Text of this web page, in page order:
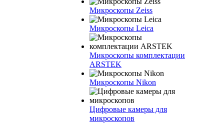
Микроскопы Zeiss
Микроскопы Leica
Микроскопы комплектации
ARSTEK
Микроскопы Nikon
Цифровые камеры для
микроскопов